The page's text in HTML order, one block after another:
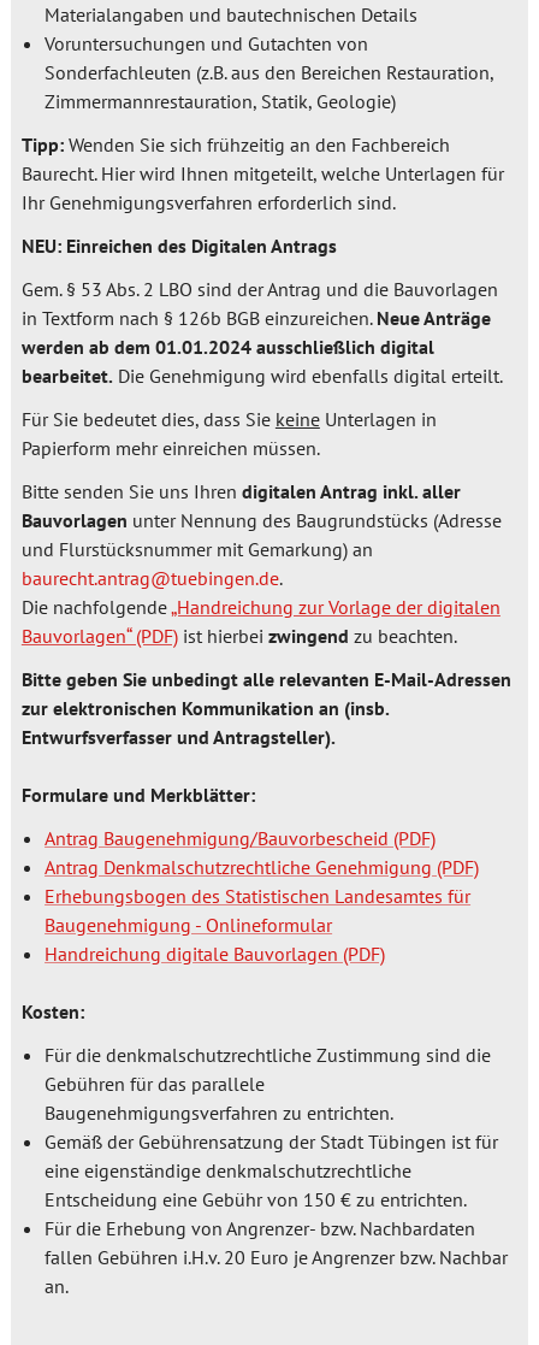
Materialangaben und bautechnischen Details
Voruntersuchungen und Gutachten von
Sonderfachleuten (z.B. aus den Bereichen Restauration,
Zimmermannrestauration, Statik, Geologie)
Tipp:Wenden Sie sich frühzeitig an den Fachbereich
Baurecht. Hier wird Ihnen mitgeteilt, welche Unterlagen für
Ihr Genehmigungsverfahren erforderlich sind.
NEU: Einreichen des Digitalen Antrags
Gem. § 53 Abs. 2 LBO sind der Antrag und die Bauvorlagen
in Textform nach § 126b BGB einzureichen. Neue Anträge
werden ab dem 01.01.2024 ausschließlich digital
bearbeitet. Die Genehmigung wird ebenfalls digital erteilt.
Für Sie bedeutet dies, dass Sie keineUnterlagen in
Papierform mehr einreichen müssen.
Bitte senden Sie uns Ihren digitalen Antrag inkl. aller
Bauvorlagen unter Nennung des Baugrundstücks (Adresse
und Flurstücksnummer mit Gemarkung) an
baurecht.antrag@tuebingen.de.
Die nachfolgende„Handreichung zur Vorlage der digitalen
Bauvorlagen“
ist hierbei zwingend zu beachten.
Bitte geben Sie unbedingt alle relevanten E-Mail-Adressen
zur elektronischen Kommunikation an (insb.
Entwurfsverfasser und Antragsteller).
Formulare und Merkblätter:
Antrag Baugenehmigung/Bauvorbescheid
Antrag Denkmalschutzrechtliche Genehmigung
Erhebungsbogen des Statistischen Landesamtes für
Baugenehmigung - Onlineformular
Handreichung digitale Bauvorlagen
Kosten:
Für die denkmalschutzrechtliche Zustimmung sind die
Gebühren für das parallele
Baugenehmigungsverfahren zu entrichten.
Gemäß der Gebührensatzung der Stadt Tübingen ist für
eine eigenständige denkmalschutzrechtliche
Entscheidung eine Gebühr von 150 € zu entrichten.
Für die Erhebung von Angrenzer- bzw. Nachbardaten
fallen Gebühren i.H.v. 20 Euro je Angrenzer bzw. Nachbar
an.